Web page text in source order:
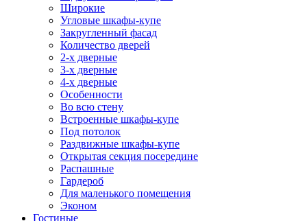
Широкие
Угловые шкафы-купе
Закругленный фасад
Количество дверей
2-х дверные
3-х дверные
4-х дверные
Особенности
Во всю стену
Встроенные шкафы-купе
Под потолок
Раздвижные шкафы-купе
Открытая секция посередине
Распашные
Гардероб
Для маленького помещения
Эконом
Гостиные